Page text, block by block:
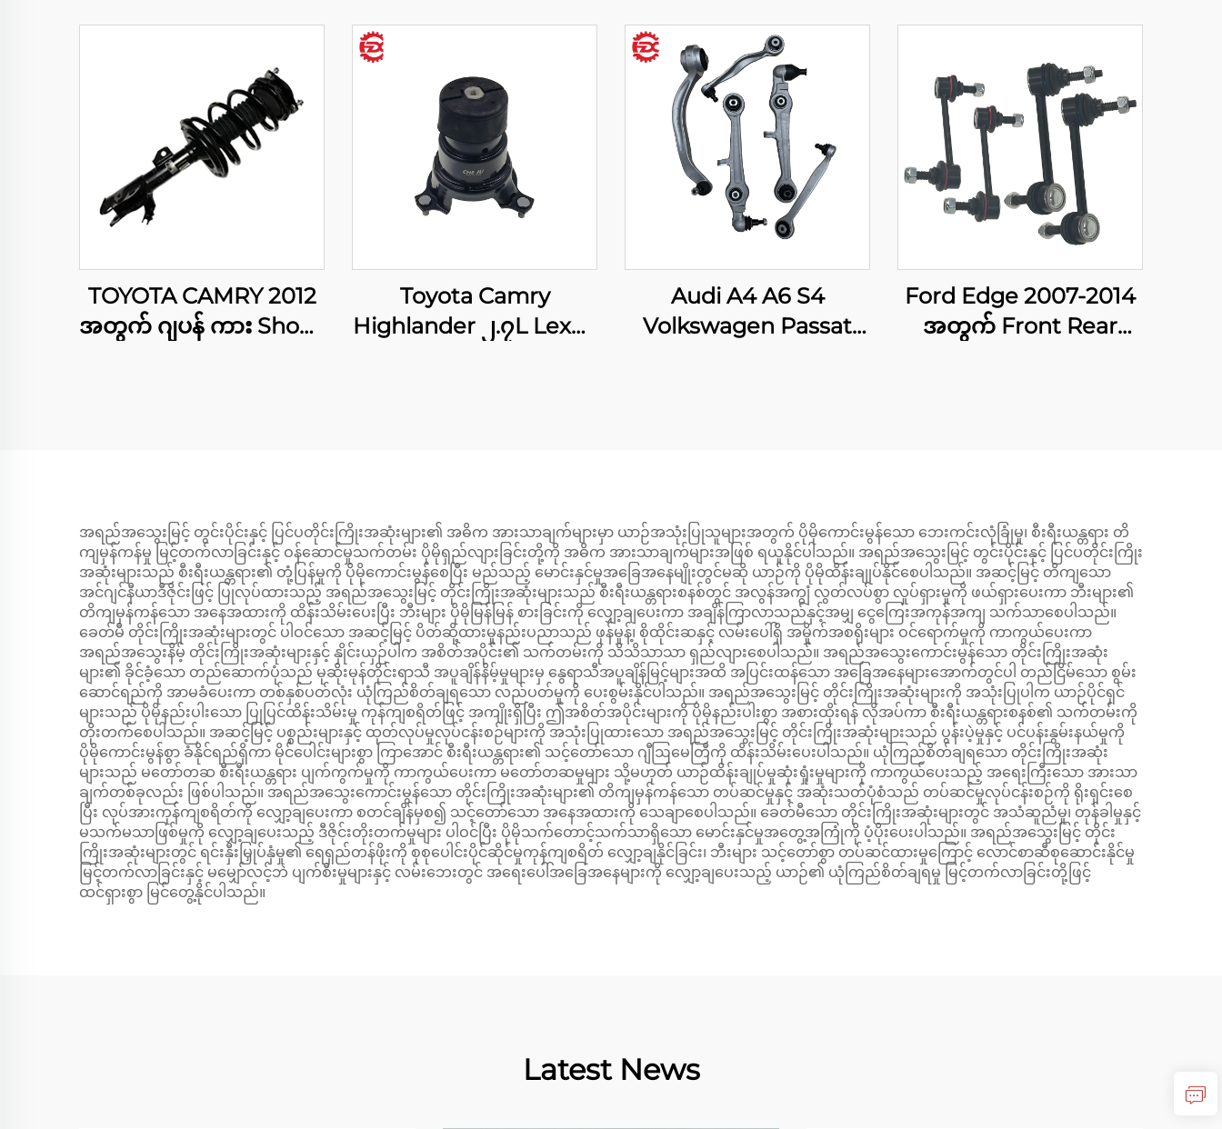
TOYOTA CAMRY 2012
အတွက် ဂျပန် ကား Shock
Toyota Camry
Highlander ၂.၇L Lexus
Audi A4 A6 S4
Volkswagen Passat
Ford Edge 2007-2014
အတွက် Front Rear
အရည်အသွေးမြင့် တွင်းပိုင်းနှင့် ပြင်ပတိုင်းကြိုးအဆုံးများ၏ အဓိက အားသာချက်များမှာ ယာဉ်အသုံးပြုသူများအတွက် ပိုမိုကောင်းမွန်သော ဘေးကင်းလုံခြုံမှု၊ စီးရီးယန္တရား တိ
ကျမှန်ကန်မှု မြင့်တက်လာခြင်းနှင့် ဝန်ဆောင်မှုသက်တမ်း ပိုမိုရှည်လျားခြင်းတို့ကို အဓိက အားသာချက်များအဖြစ် ရယူနိုင်ပါသည်။ အရည်အသွေးမြင့် တွင်းပိုင်းနှင့် ပြင်ပတိုင်းကြိုး
အဆုံးများသည် စီးရီးယန္တရား၏ တုံ့ပြန်မှုကို ပိုမိုကောင်းမွန်စေပြီး မည်သည့် မောင်းနှင်မှုအခြေအနေမျိုးတွင်မဆို ယာဉ်ကို ပိုမိုထိန်းချုပ်နိုင်စေပါသည်။ အဆင့်မြင့် တိကျသော
အင်ဂျင်နီယာဒီဇိုင်းဖြင့် ပြုလုပ်ထားသည့် အရည်အသွေးမြင့် တိုင်းကြိုးအဆုံးများသည် စီးရီးယန္တရားစနစ်တွင် အလွန်အကျွံ လွတ်လပ်စွာ လှုပ်ရှားမှုကို ဖယ်ရှားပေးကာ ဘီးများ၏
တိကျမှန်ကန်သော အနေအထားကို ထိန်းသိမ်းပေးပြီး ဘီးများ ပိုမိုမြန်မြန် စားခြင်းကို လျှော့ချပေးကာ အချိန်ကြာလာသည်နှင့်အမျှ ငွေကြေးအကုန်အကျ သက်သာစေပါသည်။
ခေတ်မီ တိုင်းကြိုးအဆုံးများတွင် ပါဝင်သော အဆင့်မြင့် ပိတ်ဆို့ထားမှုနည်းပညာသည် ဖုန်မှုန့်၊ စိုထိုင်းဆနှင့် လမ်းပေါ်ရှိ အမှိုက်အစရိုးများ ဝင်ရောက်မှုကို ကာကွယ်ပေးကာ
အရည်အသွေးနိမ့် တိုင်းကြိုးအဆုံးများနှင့် နှိုင်းယှဉ်ပါက အစိတ်အပိုင်း၏ သက်တမ်းကို သိသိသာသာ ရှည်လျားစေပါသည်။ အရည်အသွေးကောင်းမွန်သော တိုင်းကြိုးအဆုံး
များ၏ ခိုင်ခံ့သော တည်ဆောက်ပုံသည် မုဆိုးမုန်တိုင်းရာသီ အပူချိန်နိမ့်မှုများမှ နွေရာသီအပူချိန်မြင့်များအထိ အပြင်းထန်သော အခြေအနေများအောက်တွင်ပါ တည်ငြိမ်သော စွမ်း
ဆောင်ရည်ကို အာမခံပေးကာ တစ်နှစ်ပတ်လုံး ယုံကြည်စိတ်ချရသော လည်ပတ်မှုကို ပေးစွမ်းနိုင်ပါသည်။ အရည်အသွေးမြင့် တိုင်းကြိုးအဆုံးများကို အသုံးပြုပါက ယာဉ်ပိုင်ရှင်
များသည် ပိုမိုနည်းပါးသော ပြုပြင်ထိန်းသိမ်းမှု ကုန်ကျစရိတ်ဖြင့် အကျိုးရှိပြီး ဤအစိတ်အပိုင်းများကို ပိုမိုနည်းပါးစွာ အစားထိုးရန် လိုအပ်ကာ စီးရီးယန္တရားစနစ်၏ သက်တမ်းကို
တိုးတက်စေပါသည်။ အဆင့်မြင့် ပစ္စည်းများနှင့် ထုတ်လုပ်မှုလုပ်ငန်းစဉ်များကို အသုံးပြုထားသော အရည်အသွေးမြင့် တိုင်းကြိုးအဆုံးများသည် ပွန်းပဲ့မှုနှင့် ပင်ပန်းနွမ်းနယ်မှုကို
ပိုမိုကောင်းမွန်စွာ ခံနိုင်ရည်ရှိကာ မိုင်ပေါင်းများစွာ ကြာအောင် စီးရီးယန္တရား၏ သင့်တော်သော ဂျီဩမေတြီကို ထိန်းသိမ်းပေးပါသည်။ ယုံကြည်စိတ်ချရသော တိုင်းကြိုးအဆုံး
များသည် မတော်တဆ စီးရီးယန္တရား ပျက်ကွက်မှုကို ကာကွယ်ပေးကာ မတော်တဆမှုများ သို့မဟုတ် ယာဉ်ထိန်းချုပ်မှုဆုံးရှုံးမှုများကို ကာကွယ်ပေးသည့် အရေးကြီးသော အားသာ
ချက်တစ်ခုလည်း ဖြစ်ပါသည်။ အရည်အသွေးကောင်းမွန်သော တိုင်းကြိုးအဆုံးများ၏ တိကျမှန်ကန်သော တပ်ဆင်မှုနှင့် အဆုံးသတ်ပုံစံသည် တပ်ဆင်မှုလုပ်ငန်းစဉ်ကို ရိုးရှင်းစေ
ပြီး လုပ်အားကုန်ကျစရိတ်ကို လျှော့ချပေးကာ စတင်ချိန်မှစ၍ သင့်တော်သော အနေအထားကို သေချာစေပါသည်။ ခေတ်မီသော တိုင်းကြိုးအဆုံးများတွင် အသံဆူညံမှု၊ တုန်ခါမှုနှင့်
မသက်မသာဖြစ်မှုကို လျှော့ချပေးသည့် ဒီဇိုင်းတိုးတက်မှုများ ပါဝင်ပြီး ပိုမိုသက်တောင့်သက်သာရှိသော မောင်းနှင်မှုအတွေ့အကြုံကို ပံ့ပိုးပေးပါသည်။ အရည်အသွေးမြင့် တိုင်း
ကြိုးအဆုံးများတွင် ရင်းနှီးမြှုပ်နှံမှု၏ ရေရှည်တန်ဖိုးကို စုစုပေါင်းပိုင်ဆိုင်မှုကုန်ကျစရိတ် လျှော့ချနိုင်ခြင်း၊ ဘီးများ သင့်တော်စွာ တပ်ဆင်ထားမှုကြောင့် လောင်စာဆီစုဆောင်းနိုင်မှု
မြင့်တက်လာခြင်းနှင့် မမျှော်လင့်ဘဲ ပျက်စီးမှုများနှင့် လမ်းဘေးတွင် အရေးပေါ်အခြေအနေများကို လျှော့ချပေးသည့် ယာဉ်၏ ယုံကြည်စိတ်ချရမှု မြင့်တက်လာခြင်းတို့ဖြင့်
ထင်ရှားစွာ မြင်တွေ့နိုင်ပါသည်။
Latest News